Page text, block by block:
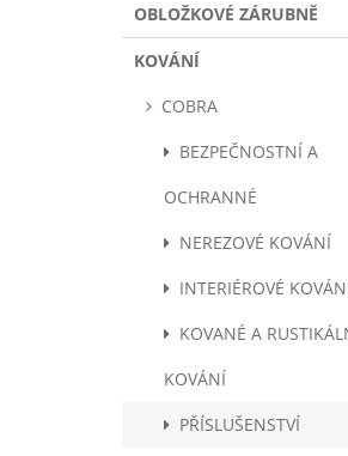
OBLOŽKOVÉ ZÁRUBNĚ
KOVÁNÍ
COBRA
BEZPEČNOSTNÍ A
OCHRANNÉ
NEREZOVÉ KOVÁNÍ
INTERIÉROVÉ
KOVANÉ A
KOVÁNÍ
PŘÍSLUŠENSTVÍ